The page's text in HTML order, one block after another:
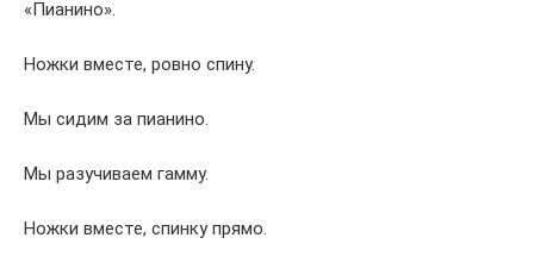
«Пианино».
Ножки вместе, ровно спину.
Мы сидим за пианино.
Мы разучиваем гамму.
Ножки вместе, спинку прямо.